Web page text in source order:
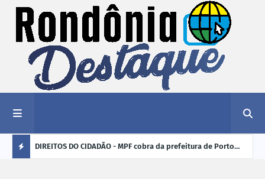
DIREITOS DO CIDADÃO - MPF cobra da prefeitura de Porto